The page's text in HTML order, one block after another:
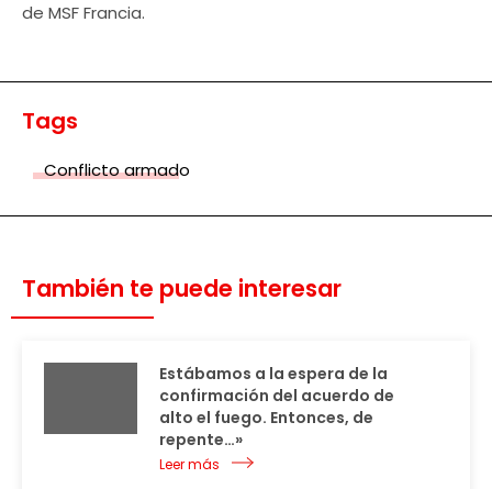
de MSF Francia.
Tags
Conflicto armado
También te puede interesar
Estábamos a la espera de la
confirmación del acuerdo de
alto el fuego. Entonces, de
repente…»
Leer más